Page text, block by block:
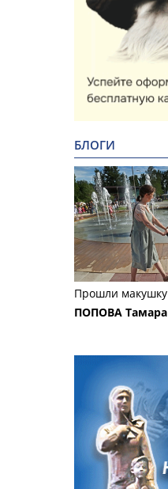
БЛОГИ
Прошли макушку
ПОПОВА Тамара